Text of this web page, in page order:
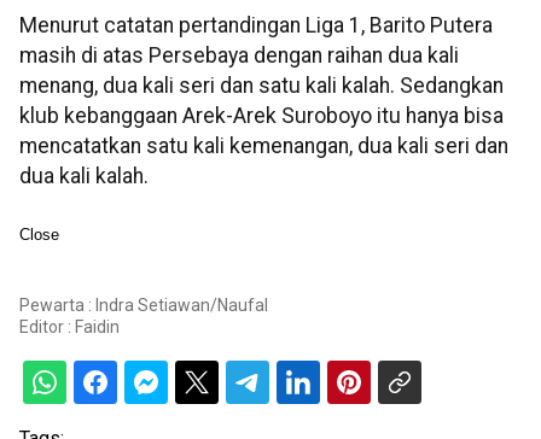
Menurut catatan pertandingan Liga 1, Barito Putera
masih di atas Persebaya dengan raihan dua kali
menang, dua kali seri dan satu kali kalah. Sedangkan
klub kebanggaan Arek-Arek Suroboyo itu hanya bisa
mencatatkan satu kali kemenangan, dua kali seri dan
dua kali kalah.
Close
Pewarta : Indra Setiawan/Naufal
Editor : Faidin